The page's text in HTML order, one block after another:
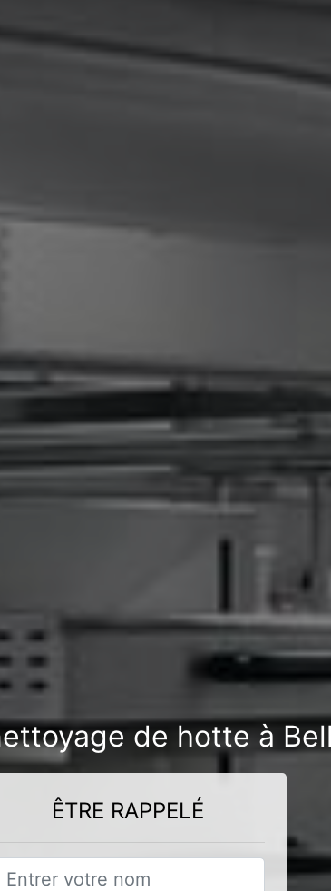
de hotte à
ÊTRE RAPPELÉ